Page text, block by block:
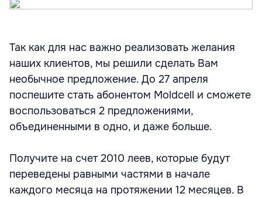
Так как для нас важно реализовать желания
наших клиентов, мы решили сделать Вам
необычное предложение. До 27 апреля
поспешите стать абонентом Moldcell и сможете
воспользоваться 2 предложениями,
объединенными в одно, и даже больше.
Получите на счет 2010 леев, которые будут
переведены равными частями в начале
каждого месяца на протяжении 12 месяцев. В